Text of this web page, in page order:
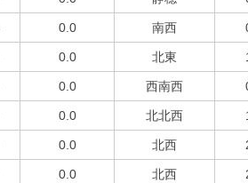
0.0 南西
0.0 北東
0.0 西南西
0.0 北北西
0.0 北西
0.0 北西